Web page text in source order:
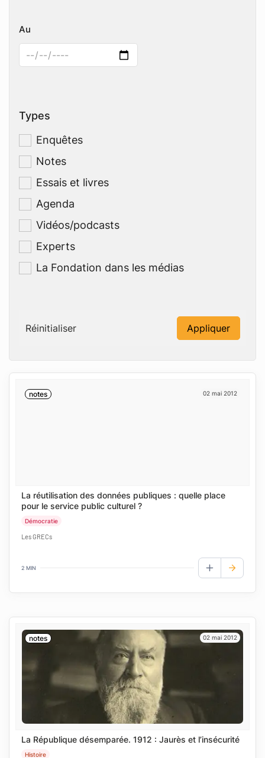
Au
Types
Enquêtes
Notes
Essais et livres
Agenda
Vidéos/podcasts
Experts
La Fondation dans les médias
Réinitialiser Appliquer
notes 02 mai 2012
La réutilisation des données publiques : quelle place
pour le service public culturel ?
Démocratie
Les GRECs
2 MIN
AJOUTER
notes 02 mai 2012
La République désemparée. 1912 : Jaurès et l’insécurité
Histoire